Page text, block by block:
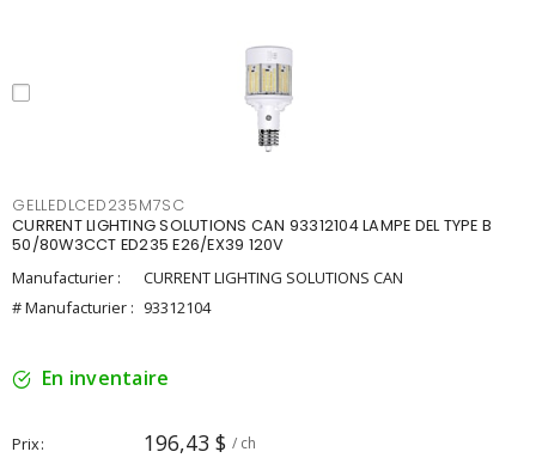
GELLEDLCED235M7SC
CURRENT LIGHTING SOLUTIONS CAN 93312104 LAMPE DEL TYPE B
50/80W3CCT ED235 E26/EX39 120V
Manufacturier :
CURRENT LIGHTING SOLUTIONS CAN
# Manufacturier : 93312104
En inventaire
Prix 196,43 $ / ch